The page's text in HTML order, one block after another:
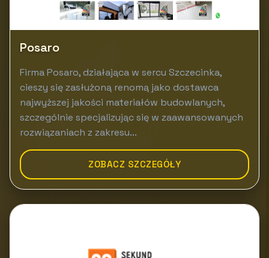
Posaro
Firma Posaro, działająca w sercu Szczecinka,
cieszy się zasłużoną renomą jako dostawca
najwyższej jakości materiałów budowlanych,
szczególnie specjalizując się w zaawansowanych
rozwiązaniach z zakresu...
ZOBACZ SZCZEGÓŁY